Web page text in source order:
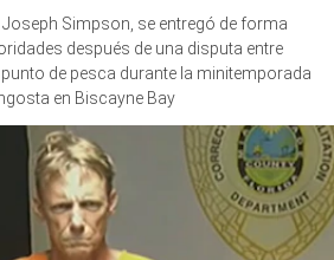
Simpson, se entregó de forma
después de una disputa entre
de pesca durante la minitemporada
en Biscayne Bay